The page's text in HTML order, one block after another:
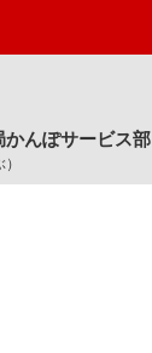
んぽサービス部